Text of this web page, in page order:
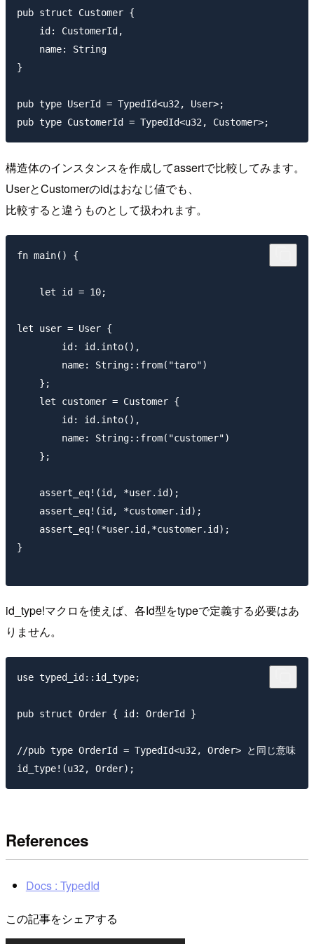
pub struct Customer {
    id: CustomerId,
    name: String
}
pub type UserId = TypedId<u32, User>;
構造体のインスタンスを作成してassertで比較してみます。
UserとCustomerのidはおなじ値でも、
比較すると違うものとして扱われます。
fn main() {
    let id = 10;
let user = User {
        id: id.into(),
        name: String::from("taro")
    };
    let customer = Customer {
        id: id.into(),
        name: String::from("customer")
    };
    assert_eq!(id, *user.id);
    assert_eq!(id, *customer.id);
    assert_eq!(*user.id,*customer.id);
}
id_type!マクロを使えば、各Id型をtypeで定義する必要はあ
りません。
use typed_id::id_type;
pub struct Order { id: OrderId }
//pub type OrderId = TypedId<u32, Order> と同じ意味
References
Docs : TypedId
この記事をシェアする